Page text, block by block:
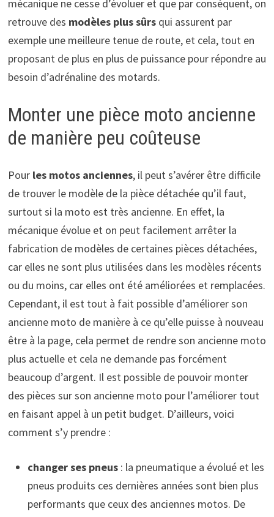
mécanique ne cesse d’évoluer et que par conséquent, on
retrouve des modèles plus sûrs qui assurent par
exemple une meilleure tenue de route, et cela, tout en
proposant de plus en plus de puissance pour répondre au
besoin d’adrénaline des motards.
Monter une pièce moto ancienne
de manière peu coûteuse
Pour les motos anciennes, il peut s’avérer être difficile
de trouver le modèle de la pièce détachée qu’il faut,
surtout si la moto est très ancienne. En effet, la
mécanique évolue et on peut facilement arrêter la
fabrication de modèles de certaines pièces détachées,
car elles ne sont plus utilisées dans les modèles récents
ou du moins, car elles ont été améliorées et remplacées.
Cependant, il est tout à fait possible d’améliorer son
ancienne moto de manière à ce qu’elle puisse à nouveau
être à la page, cela permet de rendre son ancienne moto
plus actuelle et cela ne demande pas forcément
beaucoup d’argent. Il est possible de pouvoir monter
des pièces sur son ancienne moto pour l’améliorer tout
en faisant appel à un petit budget. D’ailleurs, voici
comment s’y prendre :
changer ses pneus: la pneumatique a évolué et les
pneus produits ces dernières années sont bien plus
performants que ceux des anciennes motos. De